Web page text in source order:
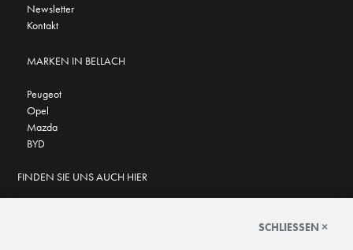
Newsletter
Kontakt
MARKEN IN BELLACH
Peugeot
Opel
Mazda
BYD
FINDEN SIE UNS AUCH HIER
SCHLIESSEN ×